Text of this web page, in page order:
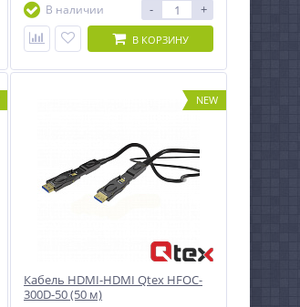
В наличии
- +
В КОРЗИНУ
NEW
Кабель HDMI-HDMI Qtex HFOC-
300D-50 (50 м)